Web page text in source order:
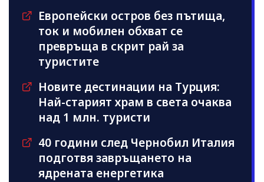
Европейски остров без пътища,
ток и мобилен обхват се
превръща в скрит рай за
туристите
Новите дестинации на Турция:
Най-старият храм в света очаква
над 1 млн. туристи
40 години след Чернобил Италия
подготвя завръщането на
ядрената енергетика